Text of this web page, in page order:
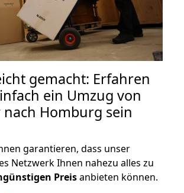
gemacht: Erfahren
ein Umzug von
nach Homburg sein
garantieren, dass unser
Netzwerk Ihnen nahezu alles zu
Preisanbieten können.